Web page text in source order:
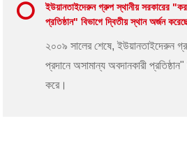
ইউয়ানতাইদেরুন গ্রুপ স্থানীয় সরকারের "কর
প্রতিষ্ঠান" বিভাগে দ্বিতীয় স্থান অর্জন
২০০৯ সালের শেষে, ইউয়ানতাইদেরুন
প্রদানে অসামান্য অবদানকারী
করে।